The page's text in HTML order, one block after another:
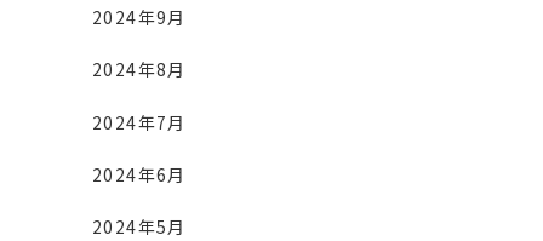
2024年9月
2024年8月
2024年7月
2024年6月
2024年5月